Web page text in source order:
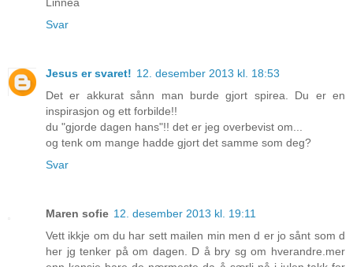
Svar
Jesus er svaret! 12. desember 2013 kl. 18:53
Det er akkurat sånn man burde gjort spirea. Du er en
inspirasjon og ett forbilde!!
du "gjorde dagen hans"!! det er jeg overbevist om...
og tenk om mange hadde gjort det samme som deg?
Svar
Maren sofie 12. desember 2013 kl. 19:11
Vett ikkje om du har sett mailen min men d er jo sånt som d
her jg tenker på om dagen. D å bry sg om hverandre.mer